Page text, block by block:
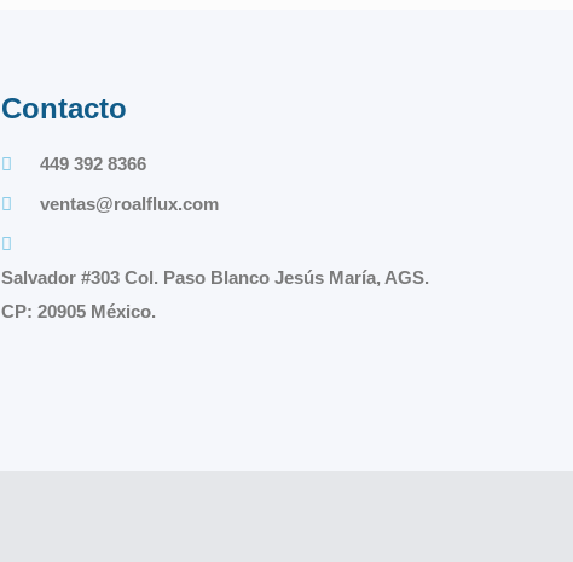
Contacto
449 392 8366
ventas@roalflux.com
Salvador #303 Col. Paso Blanco Jesús María, AGS.
CP: 20905 México.